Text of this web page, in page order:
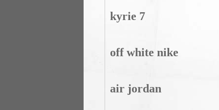
kyrie 7
off white nike
air jordan